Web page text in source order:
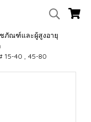
ภัณฑ์และผู้สูงอายุ
15-40 , 45-80